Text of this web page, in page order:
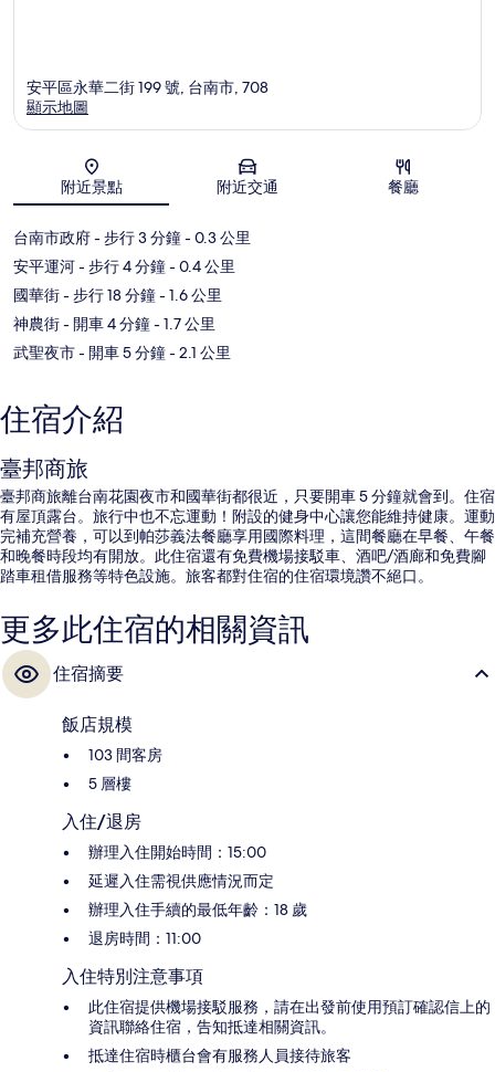
地圖
安平區永華二街 199 號, 台南市, 708
顯示地圖
附近景點 附近交通 餐廳
台南市政府- 步行 3 分鐘- 0.3 公里
安平運河- 步行 4 分鐘- 0.4 公里
國華街- 步行 18 分鐘- 1.6 公里
神農街- 開車 4 分鐘- 1.7 公里
武聖夜市- 開車 5 分鐘- 2.1 公里
住宿介紹
臺邦商旅
臺邦商旅離台南花園夜市和國華街都很近，只要開車 5 分鐘就會到。住宿
有屋頂露台。旅行中也不忘運動！附設的健身中心讓您能維持健康。運動
完補充營養，可以到帕莎義法餐廳享用國際料理，這間餐廳在早餐、午餐
和晚餐時段均有開放。此住宿還有免費機場接駁車、酒吧/酒廊和免費腳
踏車租借服務等特色設施。旅客都對住宿的住宿環境讚不絕口。
更多此住宿的相關資訊
住宿摘要
飯店規模
103 間客房
5 層樓
入住/退房
辦理入住開始時間：15:00
延遲入住需視供應情況而定
辦理入住手續的最低年齡：18 歲
退房時間：11:00
入住特別注意事項
此住宿提供機場接駁服務，請在出發前使用預訂確認信上的
資訊聯絡住宿，告知抵達相關資訊。
抵達住宿時櫃台會有服務人員接待旅客